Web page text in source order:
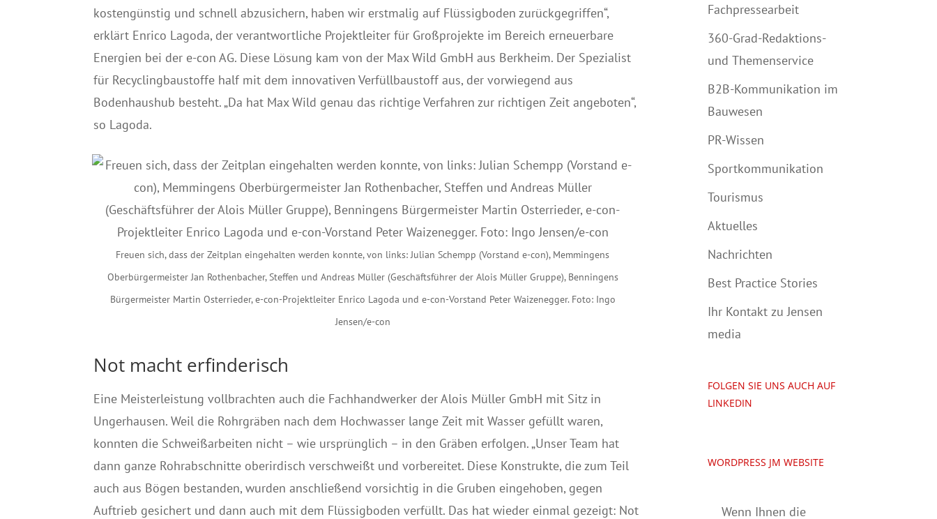
kostengünstig und schnell abzusichern, haben wir erstmalig auf Flüssigboden zurückgegriffen“,
erklärt Enrico Lagoda, der verantwortliche Projektleiter für Großprojekte im Bereich erneuerbare
Energien bei der e-con AG. Diese Lösung kam von der Max Wild GmbH aus Berkheim. Der Spezialist
für Recyclingbaustoffe half mit dem innovativen Verfüllbaustoff aus, der vorwiegend aus
Bodenhaushub besteht. „Da hat Max Wild genau das richtige Verfahren zur richtigen Zeit angeboten“,
so Lagoda.
Freuen sich, dass der Zeitplan eingehalten werden konnte, von links: Julian Schempp (Vorstand e-con), Memmingens
Oberbürgermeister Jan Rothenbacher, Steffen und Andreas Müller (Geschäftsführer der Alois Müller Gruppe), Benningens
Bürgermeister Martin Osterrieder, e-con-Projektleiter Enrico Lagoda und e-con-Vorstand Peter Waizenegger. Foto: Ingo
Jensen/e-con
Not macht erfinderisch
Eine Meisterleistung vollbrachten auch die Fachhandwerker der Alois Müller GmbH mit Sitz in
Ungerhausen. Weil die Rohrgräben nach dem Hochwasser lange Zeit mit Wasser gefüllt waren,
konnten die Schweißarbeiten nicht – wie ursprünglich – in den Gräben erfolgen. „Unser Team hat
dann ganze Rohrabschnitte oberirdisch verschweißt und vorbereitet. Diese Konstrukte, die zum Teil
auch aus Bögen bestanden, wurden anschließend vorsichtig in die Gruben eingehoben, gegen
Auftrieb gesichert und dann auch mit dem Flüssigboden verfüllt. Das hat wieder einmal gezeigt: Not
Fachpressearbeit
360-Grad-Redaktions-
und Themenservice
B2B-Kommunikation im
Bauwesen
PR-Wissen
Sportkommunikation
Tourismus
Aktuelles
Nachrichten
Best Practice Stories
Ihr Kontakt zu Jensen
media
FOLGEN SIE UNS AUCH AUF
LINKEDIN
WORDPRESS JM WEBSITE
Wenn Ihnen die